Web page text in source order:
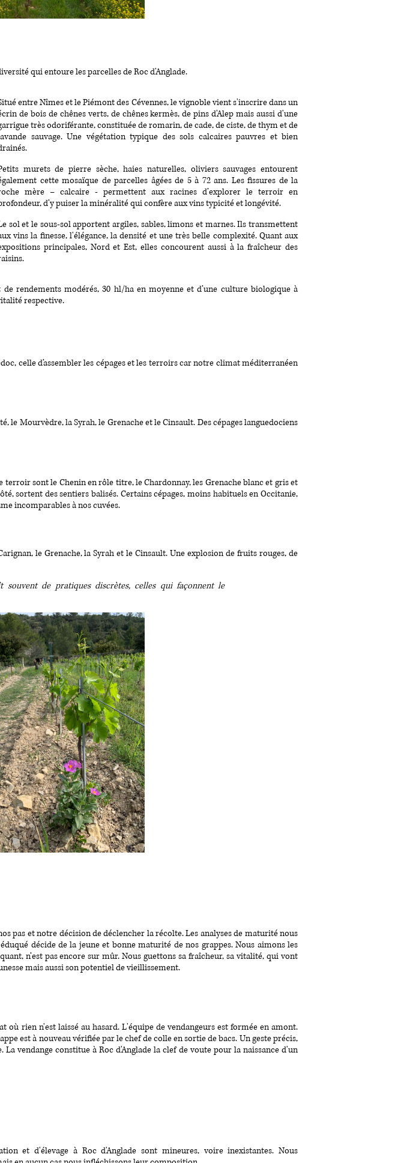
qui entoure les parcelles de Roc d'Anglade.
entre Nîmes et le Piémont des Cévennes, le vignoble vient s'inscrire dans un
de bois de chênes verts, de chênes kermès, de pins d'Alep mais aussi d'une
très odoriférante, constituée de romarin, de cade, de ciste, de thym et de
sauvage. Une végétation typique des sols calcaires pauvres et bien
murets de pierre sèche, haies naturelles, oliviers sauvages entourent
cette mosaïque de parcelles âgées de 5 à 72 ans. Les fissures de la
mère – calcaire - permettent aux racines d’explorer le terroir en
d’y puiser la minéralité qui confère aux vins typicité et longévité.
sol et le sous-sol apportent argiles, sables, limons et marnes. Ils transmettent
vins la finesse, l'élégance, la densité et une très belle complexité. Quant aux
principales, Nord et Est, elles concourent aussi à la fraîcheur des
rendements modérés, 30 hl/ha en moyenne et d’une culture biologique à
respective.
celle d’assembler les cépages et les terroirs car notre climat méditerranéen
le Mourvèdre, la Syrah, le Grenache et le Cinsault. Des cépages languedociens
terroir sont le Chenin en rôle titre, le Chardonnay, les Grenache blanc et gris et
sortent des sentiers balisés. Certains cépages, moins habituels en Occitanie,
incomparables à nos cuvées.
le Grenache, la Syrah et le Cinsault. Une explosion de fruits rouges, de
de pratiques discrètes, celles qui façonnent le
pas et notre décision de déclencher la récolte. Les analyses de maturité nous
décide de la jeune et bonne maturité de nos grappes. Nous aimons les
n’est pas encore sur mûr. Nous guettons sa fraîcheur, sa vitalité, qui vont
mais aussi son potentiel de vieillissement.
où rien n'est laissé au hasard. L'équipe de vendangeurs est formée en amont.
est à nouveau vérifiée par le chef de colle en sortie de bacs. Un geste précis,
vendange constitue à Roc d'Anglade la clef de voute pour la naissance d'un
et d'élevage à Roc d'Anglade sont mineures, voire inexistantes. Nous